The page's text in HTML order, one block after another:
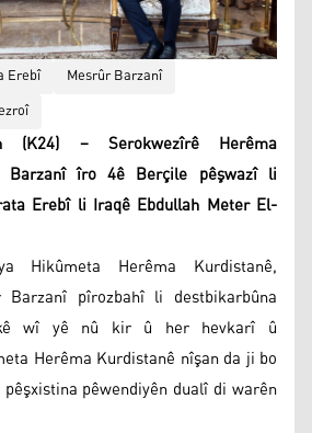
Erebî
Mesrûr Barzanî
(K24) – Serokwezîrê Herêma
Barzanî îro 4ê Berçile pêşwazî li
Erebî li Iraqê Ebdullah Meter El-
Hikûmeta Herêma Kurdistanê,
Barzanî pîrozbahî li destbikarbûna
wî yê nû kir û her hevkarî û
Herêma Kurdistanê nîşan da ji bo
pêwendiyên dualî di warên